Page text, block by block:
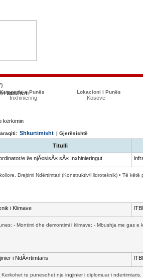
Kategoria e Punës
Inxhiniering
Lokacioni i Punës
Kosovë
Shkurtimisht | Gjerësishtë
Titulli
e i/e njÃ«sisÃ« sÃ« Inxhinieringut
Drejtimi Ndërtimtari (Konstruktiv/Hidroteknik) • Të
i Klimave
- Montimi dhe demontimi i klimave; - Mbushja me gas e
i NdÃ«rtimtaris
Kerkohet te punesohet nje ingjinier i diplomuar i ndertimtaris.